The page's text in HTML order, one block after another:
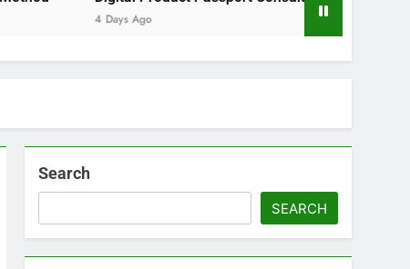
Search
SEARCH